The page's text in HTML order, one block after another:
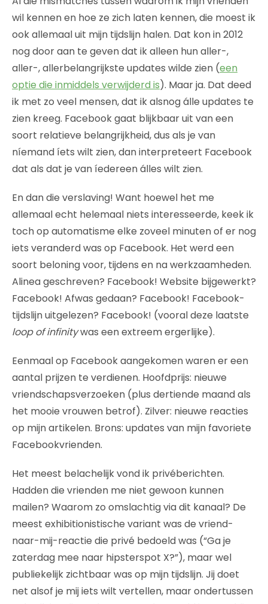
wil kennen en hoe ze zich laten kennen, die moest ik
ook allemaal uit mijn tijdslijn halen. Dat kon in 2012
nog door aan te geven dat ik alleen hun aller-,
aller-, allerbelangrijkste updates wilde zien (een
optie die inmiddels verwijderd is). Maar ja. Dat deed
ik met zo veel mensen, dat ik alsnog álle updates te
zien kreeg. Facebook gaat blijkbaar uit van een
soort relatieve belangrijkheid, dus als je van
níemand íets wilt zien, dan interpreteert Facebook
dat als dat je van íedereen álles wilt zien.
En dan die verslaving! Want hoewel het me
allemaal echt helemaal niets interesseerde, keek ik
toch op automatisme elke zoveel minuten of er nog
iets veranderd was op Facebook. Het werd een
soort beloning voor, tijdens en na werkzaamheden.
Alinea geschreven? Facebook! Website bijgewerkt?
Facebook! Afwas gedaan? Facebook! Facebook-
tijdslijn uitgelezen? Facebook! (vooral deze laatste
loop of infinitywas een extreem ergerlijke).
Eenmaal op Facebook aangekomen waren er een
aantal prijzen te verdienen. Hoofdprijs: nieuwe
vriendschapsverzoeken (plus dertiende maand als
het mooie vrouwen betrof). Zilver: nieuwe reacties
op mijn artikelen. Brons: updates van mijn favoriete
Facebookvrienden.
Het meest belachelijk vond ik privéberichten.
Hadden die vrienden me niet gewoon kunnen
mailen? Waarom zo omslachtig via dit kanaal? De
meest exhibitionistische variant was de vriend-
naar-mij-reactie die privé bedoeld was (“Ga je
zaterdag mee naar hipsterspot X?”), maar wel
publiekelijk zichtbaar was op mijn tijdslijn. Jij doet
net alsof je mij iets wilt vertellen, maar ondertussen